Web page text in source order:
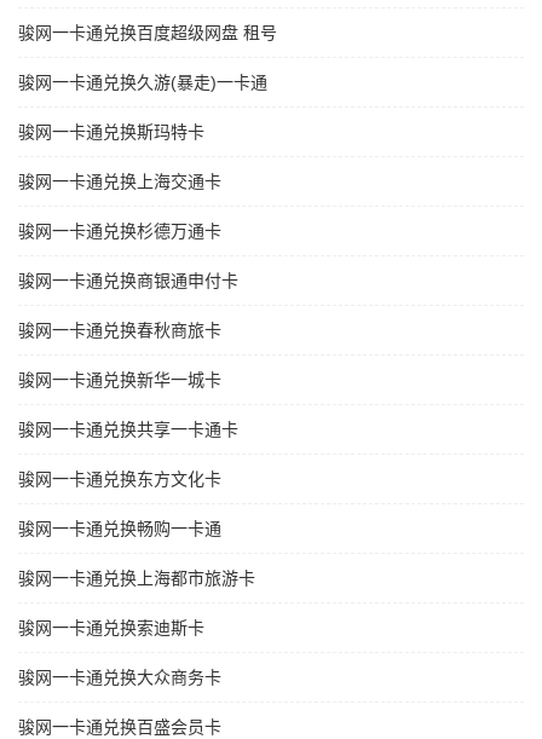
骏网一卡通兑换百度超级网盘 租号
骏网一卡通兑换久游(暴走)一卡通
骏网一卡通兑换斯玛特卡
骏网一卡通兑换上海交通卡
骏网一卡通兑换杉德万通卡
骏网一卡通兑换商银通申付卡
骏网一卡通兑换春秋商旅卡
骏网一卡通兑换新华一城卡
骏网一卡通兑换共享一卡通卡
骏网一卡通兑换东方文化卡
骏网一卡通兑换畅购一卡通
骏网一卡通兑换上海都市旅游卡
骏网一卡通兑换索迪斯卡
骏网一卡通兑换大众商务卡
骏网一卡通兑换百盛会员卡